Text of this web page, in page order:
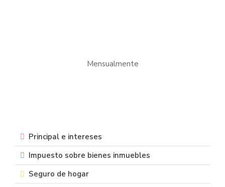
Mensualmente
Principal e intereses
Impuesto sobre bienes inmuebles
Seguro de hogar